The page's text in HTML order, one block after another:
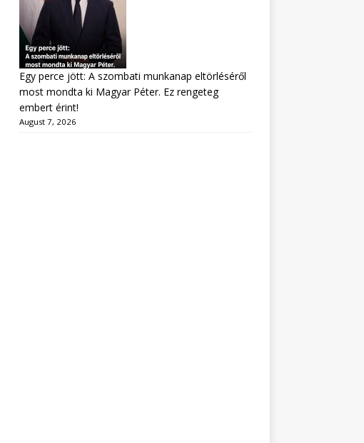
Egy perce jött: A szombati munkanap eltörléséről
most mondta ki Magyar Péter. Ez rengeteg
embert érint!
August 7, 2026